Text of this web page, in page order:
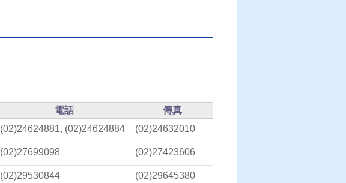
電話
傳真
(02)24624881, (02)24624884 (02)24632010
(02)27699098 (02)27423606
(02)29530844 (02)29645380